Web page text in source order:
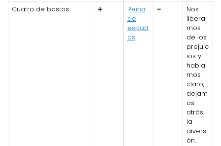
Cuatro de bastos
➕
Reina
de
espad
as
=
Nos
libera
mos
de los
prejuic
ios y
habla
mos
claro,
dejam
os
atrás
la
diversi
ón.